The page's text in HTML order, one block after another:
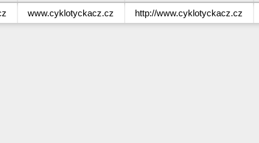
www.cyklotyckacz.cz http://www.cyklotyckacz.cz